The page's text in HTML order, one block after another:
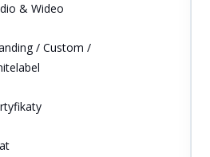
& Wideo
/ Custom /